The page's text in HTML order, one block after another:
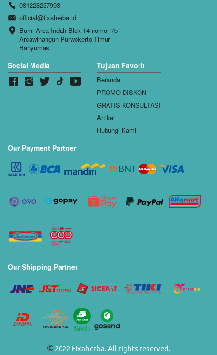
081228237993
official@fixaherba.id
Bumi Arca Indah Blok 14 nomor 7b
Arcawinangun Purwokerto Timur
Banyumas
Social Media Tujuan Favorit
Beranda
PROMO DISKON
GRATIS KONSULTASI
Artikel
Hubungi Kami
Our Payment Partner
Our Shipping Partner
2022 Fixaherba. All rights reserved.